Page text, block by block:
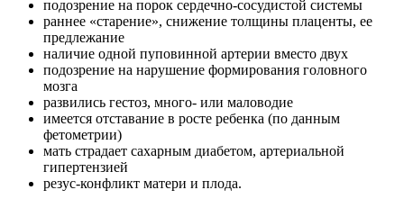
подозрение на порок сердечно-сосудистой системы
раннее «старение», снижение толщины плаценты, ее
предлежание
наличие одной пуповинной артерии вместо двух
подозрение на нарушение формирования головного
мозга
развились гестоз, много- или маловодие
имеется отставание в росте ребенка (по данным
фетометрии)
мать страдает сахарным диабетом, артериальной
гипертензией
резус-конфликт матери и плода.